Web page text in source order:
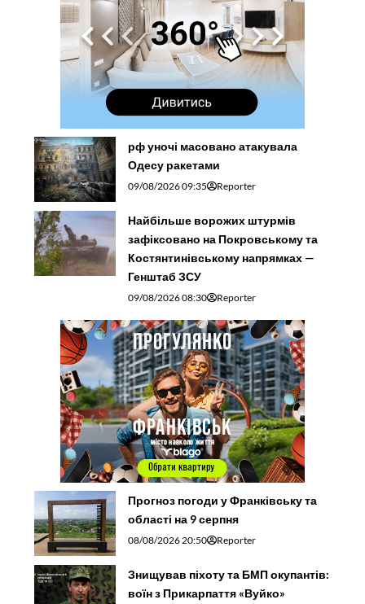
рф уночі масовано атакувала
Одесу ракетами
09/08/2026 09:35 Reporter
Найбільше ворожих штурмів
зафіксовано на Покровському та
Костянтинівському напрямках —
Генштаб ЗСУ
09/08/2026 08:30 Reporter
Прогноз погоди у Франківську та
області на 9 серпня
08/08/2026 20:50 Reporter
Знищував піхоту та БМП окупантів:
воїн з Прикарпаття «Вуйко»